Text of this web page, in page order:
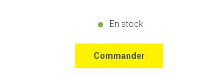
En stock